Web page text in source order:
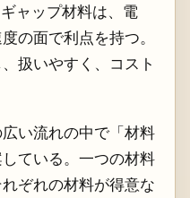
ャップ材料は、電
の面で利点を持つ。
扱いやすく、コスト
い流れの中で「材料
ている。一つの材料
ぞれの材料が得意な